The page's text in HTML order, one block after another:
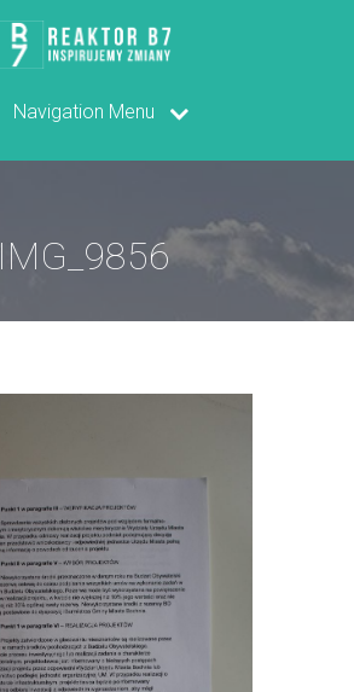
Navigation Menu
IMG_9856